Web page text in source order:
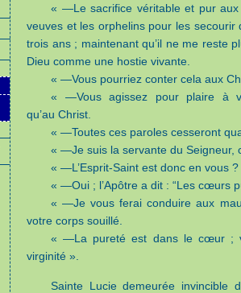
« —Le sacrifice véritable et pur aux
veuves et les orphelins pour les secourir
trois ans ; maintenant qu’il ne me reste
Dieu comme une hostie vivante.
« —Vous pourriez conter cela aux
« —Vous agissez pour plaire à
qu’au Christ.
« —Toutes ces paroles cesseront
« —Je suis la servante du Seigneur,
« —L’Esprit-Saint est donc en vous ?
« —Oui ; l’Apôtre a dit : “Les cœurs
« —Je vous ferai conduire aux
votre corps souillé.
« —La pureté est dans le cœur ;
virginité ».
Sainte Lucie demeurée invincible